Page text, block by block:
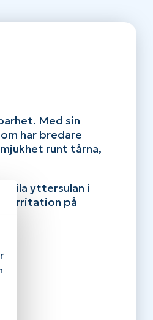
Med sin
har bredare
runt tårna,
yttersulan i
irritation på